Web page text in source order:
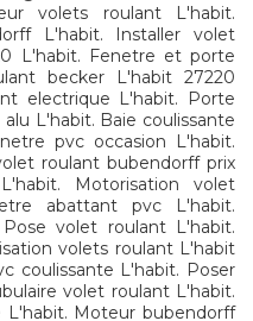
volets roulant L'habit.
L'habit. Installer volet
L'habit. Fenetre et porte
becker L'habit 27220
electrique L'habit. Porte
L'habit. Baie coulissante
pvc occasion L'habit.
roulant bubendorff prix
Motorisation volet
abattant pvc L'habit.
volet roulant L'habit.
volets roulant L'habit
coulissante L'habit. Poser
volet roulant L'habit.
Moteur bubendorff